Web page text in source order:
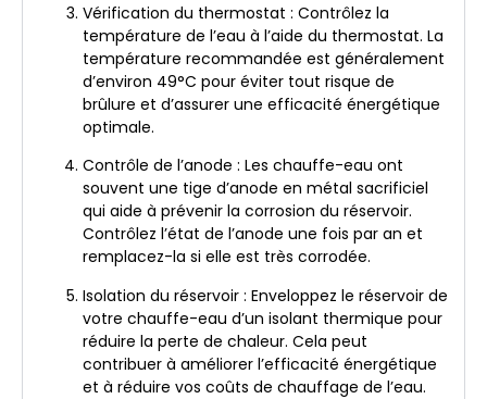
Vérification du thermostat : Contrôlez la
température de l’eau à l’aide du thermostat. La
température recommandée est généralement
d’environ 49°C pour éviter tout risque de
brûlure et d’assurer une efficacité énergétique
optimale.
Contrôle de l’anode : Les chauffe-eau ont
souvent une tige d’anode en métal sacrificiel
qui aide à prévenir la corrosion du réservoir.
Contrôlez l’état de l’anode une fois par an et
remplacez-la si elle est très corrodée.
Isolation du réservoir : Enveloppez le réservoir de
votre chauffe-eau d’un isolant thermique pour
réduire la perte de chaleur. Cela peut
contribuer à améliorer l’efficacité énergétique
et à réduire vos coûts de chauffage de l’eau.